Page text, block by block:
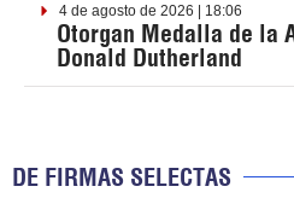
4 de agosto de 2026 | 18:06
Otorgan Medalla de la
Donald Dutherland
DE FIRMAS SELECTAS